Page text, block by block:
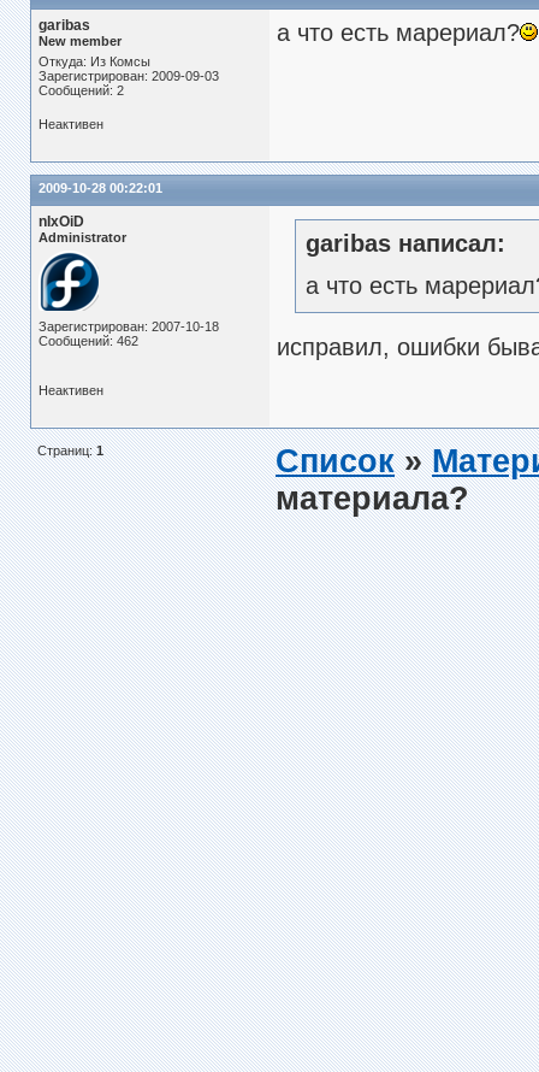
garibas
New member
Откуда: Из Комсы
Зарегистрирован: 2009-09-03
Сообщений: 2
а что есть марериал?
Неактивен
2009-10-28 00:22:01
nIxOiD
Administrator
Зарегистрирован: 2007-10-18
Сообщений: 462
garibas написал:
а что есть
исправил, ошибки
Неактивен
Страниц:1 Список»
материала?